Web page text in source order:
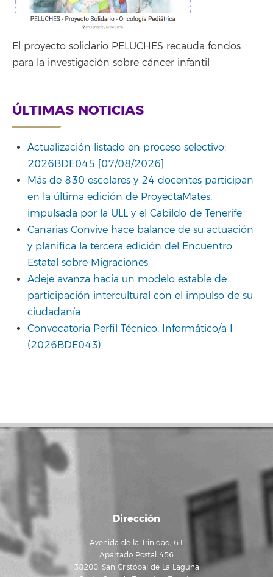
El proyecto solidario PELUCHES recauda fondos
para la investigación sobre cáncer infantil
ÚLTIMAS NOTICIAS
Actualización listado en proceso selectivo:
2026BDE045 [07/08/2026]
Más de 830 escolares y 24 docentes participan
en la última edición de ProyectaMates,
impulsada por la ULL y el Cabildo de Tenerife
Canarias Convive hace balance de su actuación
y planifica la tercera edición del Encuentro
Estatal sobre Migraciones
Adeje avanza hacia un modelo estable de
participación intercultural con el impulso de su
ciudadanía
Convocatoria Perfil Técnico: Informático/a I
(2026BDE043)
Dirección
Avenida de la Trinidad, 61
Apartado Postal 456
38200, San Cristóbal de La Laguna